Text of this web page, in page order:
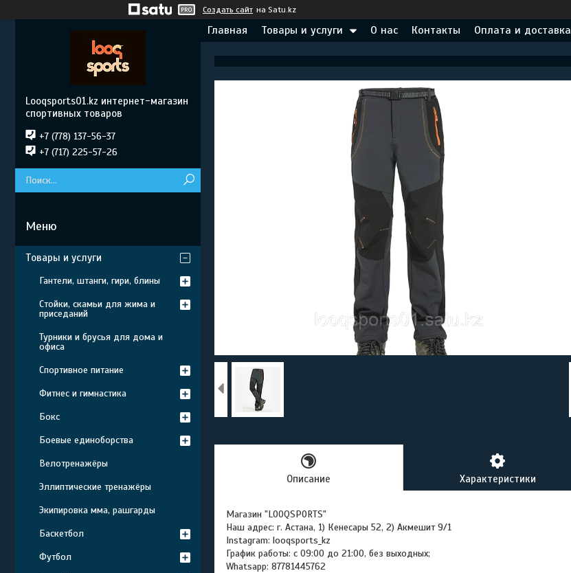
Создать сайт на Satu.kz
Главная Товары и услуги О нас Контакты Оплата и доставка
Описание Характеристики
Магазин "LOOQSPORTS"
Наш адрес: г. Астана, 1) Кенесары 52, 2) Акмешит 9/1
Instagram: looqsports_kz
График работы: с 09:00 до 21:00, без выходных;
Whatsapp: 87781445762
Looqsports01.kz интернет-магазин
спортивных товаров
+7 (778) 137-56-37
+7 (717) 225-57-26
Товары и услуги
Гантели, штанги, гири, блины
Стойки, скамьи для жима и
приседаний
Турники и брусья для дома и
офиса
Спортивное питание
Фитнес и гимнастика
Бокс
Боевые единоборства
Велотренажёры
Эллиптические тренажёры
Экипировка мма, рашгарды
Баскетбол
Футбол